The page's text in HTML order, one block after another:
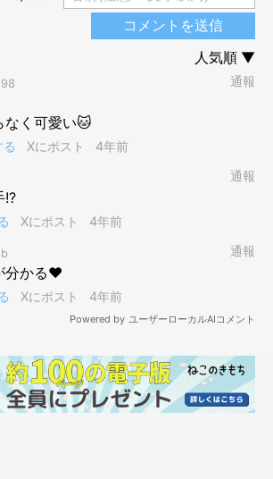
る、フリーランスのイラストレーター。